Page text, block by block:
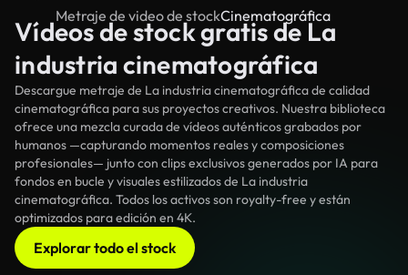
Metraje de video de stockCinematográfica
Vídeos de stock gratis de La
industria cinematográfica
Descargue metraje de La industria cinematográfica de calidad
cinematográfica para sus proyectos creativos. Nuestra biblioteca
ofrece una mezcla curada de vídeos auténticos grabados por
humanos —capturando momentos reales y composiciones
profesionales— junto con clips exclusivos generados por IA para
fondos en bucle y visuales estilizados de La industria
cinematográfica. Todos los activos son royalty-free y están
optimizados para edición en 4K.
Explorar todo el stock